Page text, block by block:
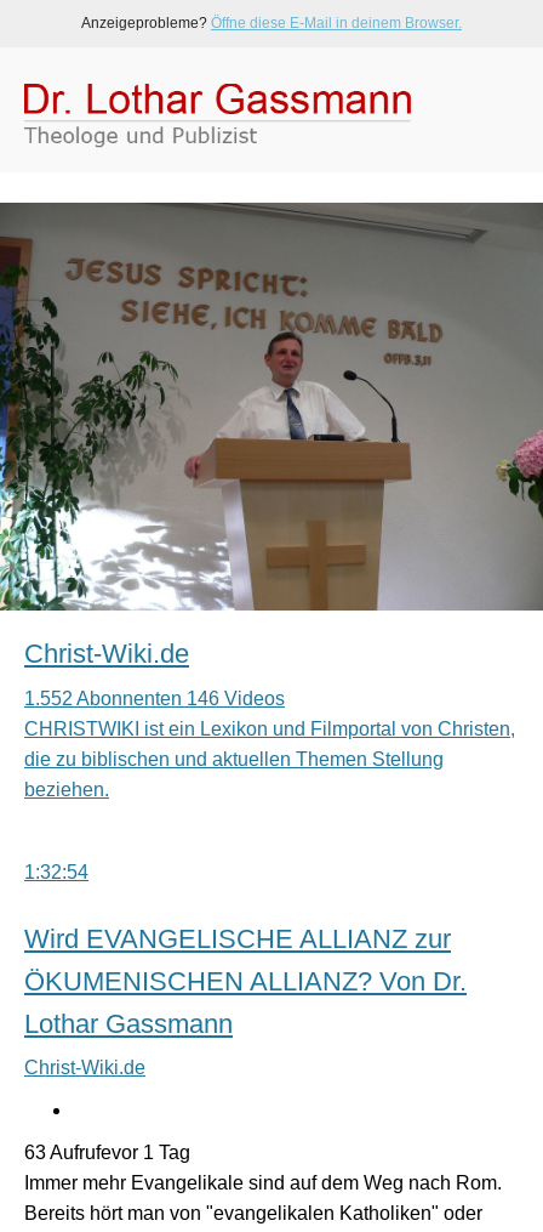
Anzeigeprobleme? Öffne diese E-Mail in deinem Browser.
Christ-Wiki.de
1.552 Abonnenten 146 Videos
CHRISTWIKI ist ein Lexikon und Filmportal von Christen,
die zu biblischen und aktuellen Themen Stellung
beziehen.
1:32:54
Wird EVANGELISCHE ALLIANZ zur
ÖKUMENISCHEN ALLIANZ? Von Dr.
Lothar Gassmann
Christ-Wiki.de
63 Aufrufevor 1 Tag
Immer mehr Evangelikale sind auf dem Weg nach Rom.
Bereits hört man von "evangelikalen Katholiken" oder